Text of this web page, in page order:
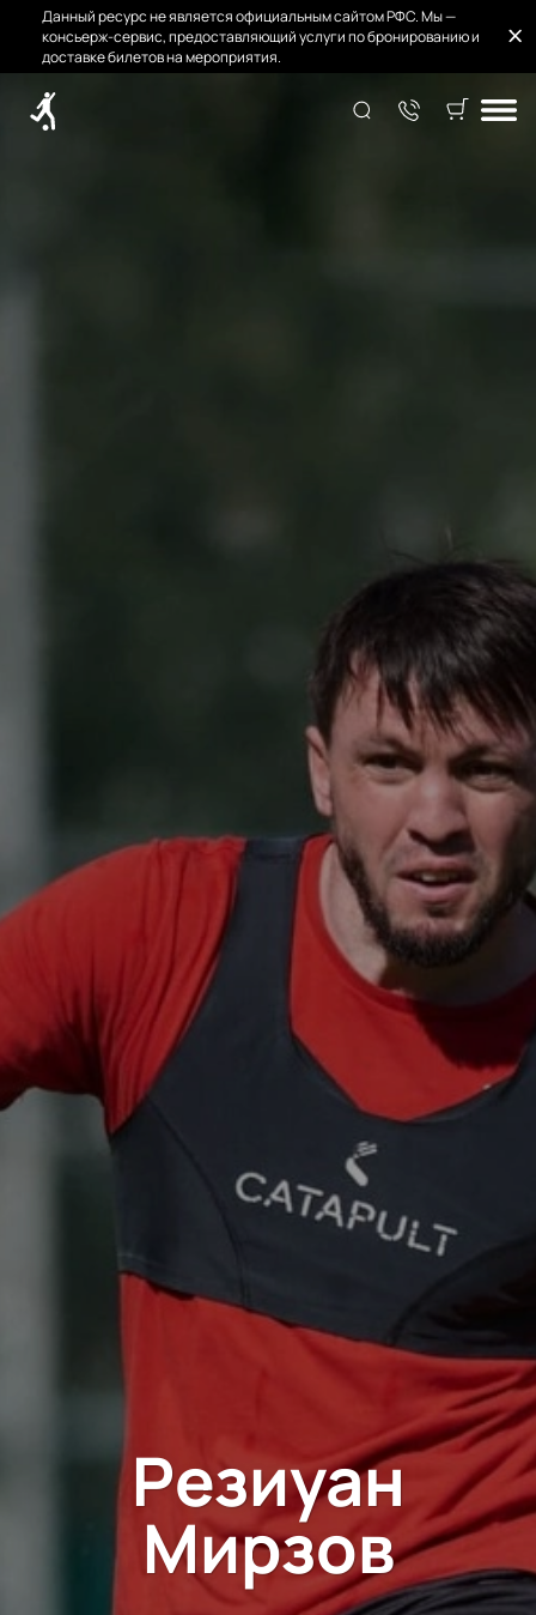
Данный ресурс не является официальным сайтом РФС. Мы —
консьерж-сервис, предоставляющий услуги по бронированию и
доставке билетов на мероприятия.
Резиуан
Мирзов